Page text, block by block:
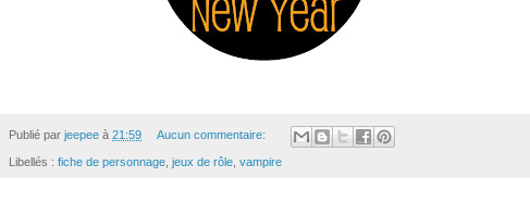
Publié par jeepee à 21:59 Aucun commentaire:
Libellés : fiche de personnage jeux de rôle vampire